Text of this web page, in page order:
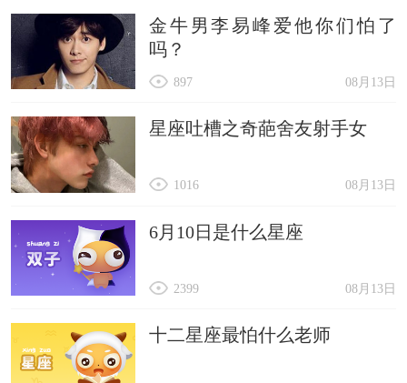
金牛男李易峰爱他你们怕了
吗？
08月13日
897
星座吐槽之奇葩舍友射手女
08月13日
1016
6月10日是什么星座
08月13日
2399
十二星座最怕什么老师